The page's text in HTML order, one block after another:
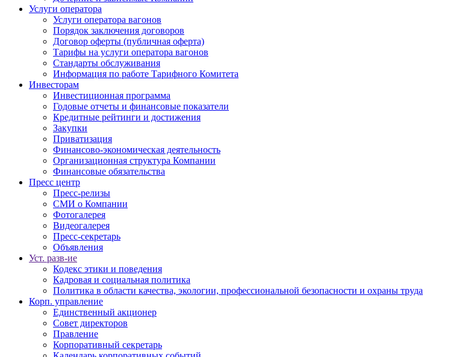
Услуги оператора
Услуги оператора вагонов
Порядок заключения договоров
Договор оферты (публичная оферта)
Тарифы на услуги оператора вагонов
Стандарты обслуживания
Информация по работе Тарифного Комитета
Инвесторам
Инвестиционная программа
Годовые отчеты и финансовые показатели
Кредитные рейтинги и достижения
Закупки
Приватизация
Финансово-экономическая деятельность
Организационная структура Компании
Финансовые обязательства
Пресс центр
Пресс-релизы
СМИ о Компании
Фотогалерея
Видеогалерея
Пресс-секретарь
Объявления
Уст. разв-ие
Кодекс этики и поведения
Кадровая и социальная политика
Политика в области качества, экологии, профессиональной безопасности и охраны труда
Корп. управление
Единственный акционер
Совет директоров
Правление
Корпоративный секретарь